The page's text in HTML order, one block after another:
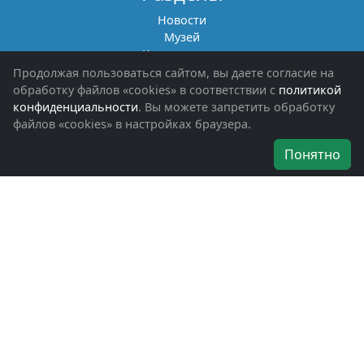
Новости
Музей
Книги памяти
Фотоальбомы
Обращения граждан
Помощь участникам СВО и их семьям
Об организации
Наши награды
Продолжая пользоваться сайтом, вы даете согласие на
обработку файлов «cookies» в соответствии с политикой
конфиденциальности. Вы можете запретить обработку
файлов «cookies» в настройках браузера.
Понятно